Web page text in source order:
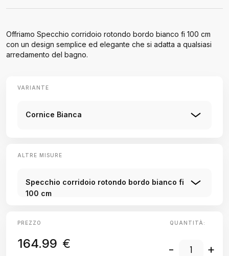
Offriamo Specchio corridoio rotondo bordo bianco fi 100 cm
con un design semplice ed elegante che si adatta a qualsiasi
arredamento del bagno.
VARIANTE
Cornice Bianca
ALTRE MISURE
Specchio corridoio rotondo bordo bianco fi
100 cm
PREZZO
164.99 €
QUANTITÀ:
- +